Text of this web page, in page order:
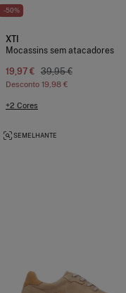
-50%
XTI
Mocassins sem atacadores
19,97 € 39,95 €
Desconto 19,98 €
+2 Cores
SEMELHANTE